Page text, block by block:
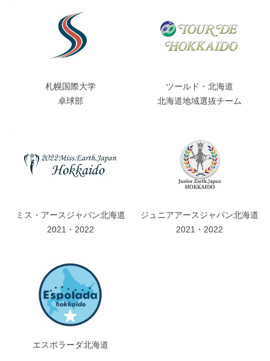
札幌国際大学
卓球部
ツールド・北海道
北海道地域選抜チーム
ミス・アースジャパン北海道
2021・2022
ジュニアアースジャパン北海道
2021・2022
エスポラーダ北海道